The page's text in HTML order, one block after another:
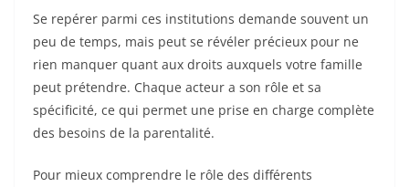
Se repérer parmi ces institutions demande souvent un
peu de temps, mais peut se révéler précieux pour ne
rien manquer quant aux droits auxquels votre famille
peut prétendre. Chaque acteur a son rôle et sa
spécificité, ce qui permet une prise en charge complète
des besoins de la parentalité.
Pour mieux comprendre le rôle des différents